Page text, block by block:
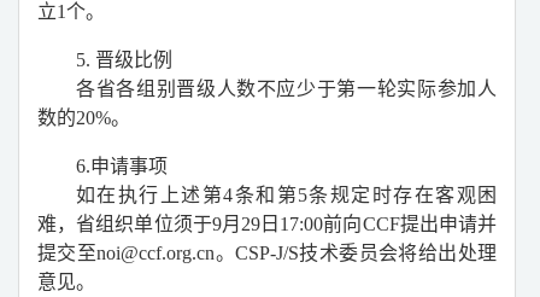
立1个。
5. 晋级比例
各省各组别晋级人数不应少于第一轮实际参加人
数的20%。
6.申请事项
如在执行上述第4条和第5条规定时存在客观困
难，省组织单位须于9月 29 日 17:00前向CCF提出申请并
提交至noi@ccf.org.cn。CSP-J/S技术委员会将给出处理
意见。